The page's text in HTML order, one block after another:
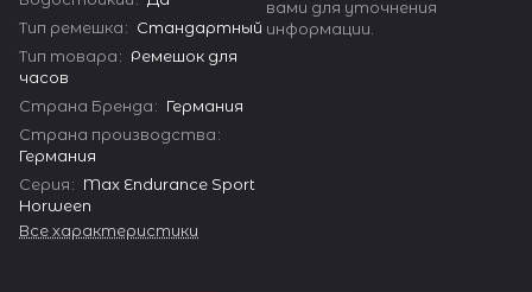
Тип ремешка: Стандартный
Тип товара: Ремешок для
часов
Страна Бренда: Германия
Страна производства:
Германия
Серия: Max Endurance Sport
Horween
Все характеристики
вами для уточнения
информации.